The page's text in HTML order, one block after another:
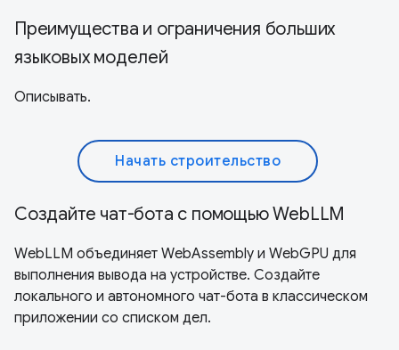
Преимущества и ограничения больших
языковых моделей
Описывать.
Начать строительство
Создайте чат-бота с помощью WebLLM
WebLLM объединяет WebAssembly и WebGPU для
выполнения вывода на устройстве. Создайте
локального и автономного чат-бота в классическом
приложении со списком дел.